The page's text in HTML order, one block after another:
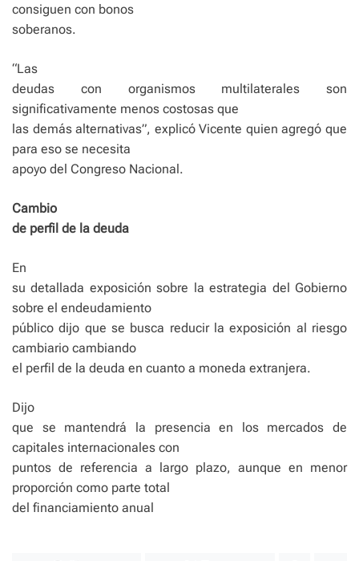
consiguen con bonos
soberanos.
“Las
deudas con organismos multilaterales son
significativamente menos costosas que
las demás alternativas”, explicó Vicente quien agregó que
para eso se necesita
apoyo del Congreso Nacional.
Cambio
de perfil de la deuda
En
su detallada exposición sobre la estrategia del Gobierno
sobre el endeudamiento
público dijo que se busca reducir la exposición al riesgo
cambiario cambiando
el perfil de la deuda en cuanto a moneda extranjera.
Dijo
que se mantendrá la presencia en los mercados de
capitales internacionales con
puntos de referencia a largo plazo, aunque en menor
proporción como parte total
del financiamiento anual